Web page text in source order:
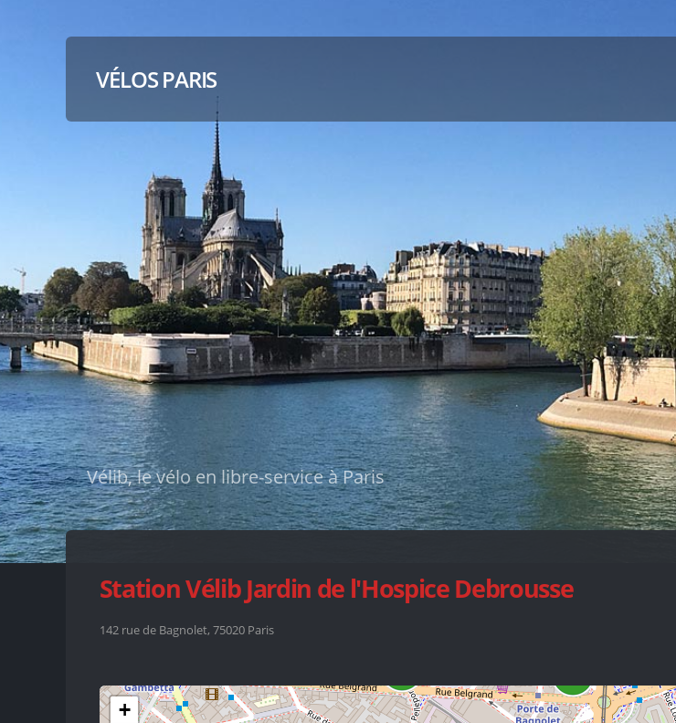
VÉLOS PARIS
Vélib, le vélo en libre-service à Paris
Station Vélib Jardin de l'Hospice Debrousse
142 rue de Bagnolet, 75020 Paris
+